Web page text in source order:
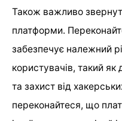
Також важливо
платформи.
забезпечує належний
користувачів, такий як
та захист від
переконайтеся, що